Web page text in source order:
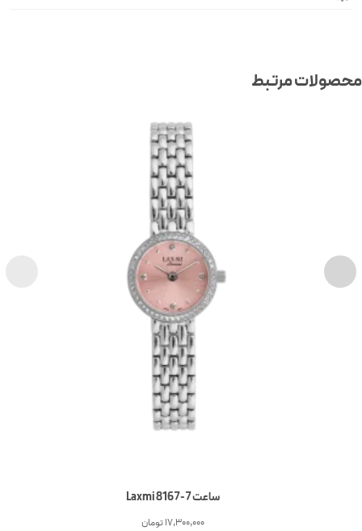
مرتبط
ساعت Laxmi 8167-7
17,300,000تومان